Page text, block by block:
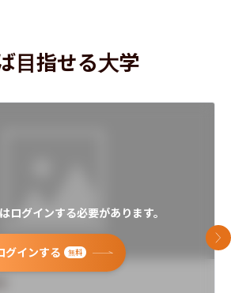
目指せる大学
ログインする必要があります。
グインする 無料
次